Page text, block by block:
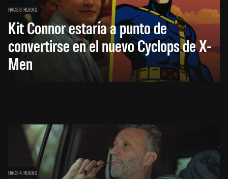
HACE 3 HORAS
Kit Connor estaría a punto de
convertirse en el nuevo Cyclops de X-
Men
HACE 4 HORAS